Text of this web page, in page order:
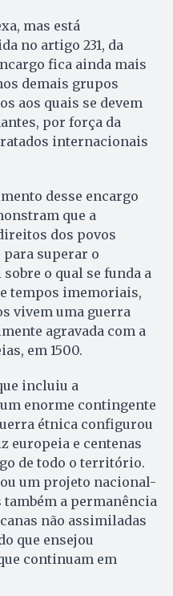
mas está
no artigo 231, da
fica ainda mais
demais grupos
aos quais se devem
por força da
internacionais
desse encargo
que a
dos povos
superar o
o qual se funda a
tempos imemoriais,
vivem uma guerra
agravada com a
em 1500.
incluiu a
enorme contingente
étnica configurou
europeia e centenas
de todo o território.
um projeto nacional-
a permanência
não assimiladas
que ensejou
continuam em